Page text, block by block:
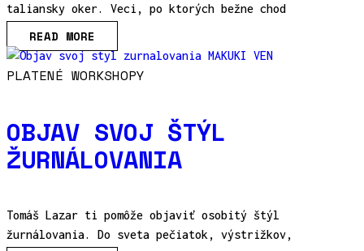
taliansky oker. Veci, po ktorých bežne chod
READ MORE
PLATENÉ WORKSHOPY
OBJAV SVOJ ŠTÝL
ŽURNÁLOVANIA
Tomáš Lazar ti pomôže objaviť osobitý štýl
žurnálovania. Do sveta pečiatok, výstrižkov,